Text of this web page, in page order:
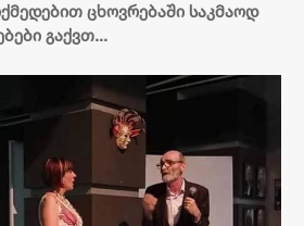
ცხოვრებაში საკმაოდ
გაქვთ...